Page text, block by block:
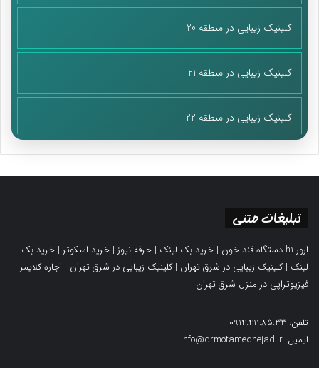
کلینیک زیبایی در منطقه 20
کلینیک زیبایی در منطقه 21
کلینیک زیبایی در منطقه 22
تبلیغات متنی
ارور h1 دستگاه قند خون | خرید بک لینک | حرفه نیوز | خرید اسکوتر | خرید بک
لینک |کلینیک زیبایی در شرق تهران |کلینیک زیبایی در شرق تهران | اجاره کلایمر |
فیزیوتراپی در منزل شرق تهران |
تلفن: 0914.411.85.33
ایمیل: info@drmotamednejad.ir